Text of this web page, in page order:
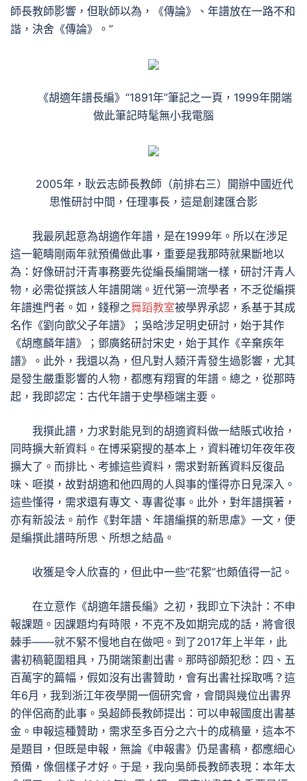
師長教師影響，但耿師以為，《傳論》、年譜放在一路不和
諧，決舍《傳論》。”
《胡適年譜長編》“1891年”筆記之一頁，1999年開端
做此筆記時髦無小我電腦
2005年，耿云志師長教師（前排右三）開辦中國近代
思惟研討中間，任理事長，這是創建匯合影
我最夙起意為胡適作年譜，是在1999年。所以在涉足
這一範疇剛兩年就預備做此事，重要是我那時就果斷地以
為：好像研討汗青事務要先從編長編開端一樣，研討汗青人
物，必需從撰該人年譜開端。近代第一流學者，不乏從編撰
年譜進門者。如，錢穆之舞蹈教室被學界承認，系基于其成
名作《劉向歆父子年譜》；吳晗涉足明史研討，始于其作
《胡應麟年譜》；鄧廣銘研討宋史，始于其作《辛棄疾年
譜》。此外，我還以為，但凡對人類汗青發生過影響，尤其
是發生嚴重影響的人物，都應有翔實的年譜。總之，從那時
起，我即認定：古代年譜于史學極端主要。
我撰此譜，力求對能見到的胡適資料做一結賬式收拾，
同時擴大新資料。在博采窮搜的基本上，資料確切年夜年夜
擴大了。而排比、考據這些資料，需求對新舊資料反復品
味、咂摸，故對胡適和他四周的人與事的懂得亦日見深入。
這些懂得，需求還有專文、專書從事。此外，對年譜撰著，
亦有新設法。前作《對年譜、年譜編撰的新思慮》一文，便
是編撰此譜時所思、所想之結晶。
收獲是令人欣喜的，但此中一些“花絮”也頗值得一記。
在立意作《胡適年譜長編》之初，我即立下決計：不申
報課題。因課題均有時限，不克不及如期完成的話，將會很
棘手——就不緊不慢地自在做吧。到了2017年上半年，此
書初稿範圍粗具，乃開端策劃出書。那時卻頗犯愁：四、五
百萬字的篇幅，假如沒有出書贊助，會有出書社採取嗎？這
年6月，我到浙江年夜學開一個研究會，會間與幾位出書界
的伴侶商酌此事。吳超師長教師提出：可以申報國度出書基
金。申報這種贊助，需求至多百分之六十的成稿量，這本不
是題目，但既是申報，無論《申報書》仍是書稿，都應細心
預備，像個樣子才好。于是，我向吳師長教師表現：本年太